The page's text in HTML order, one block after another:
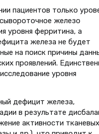
пациентов только
железо
уровня ферритина, а
железа не будет
на поиск причины
проявлений.
уровня
дефицит железа,
в результате
активности тканевых